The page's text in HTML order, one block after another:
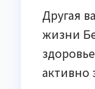
Другая
жизни
активно